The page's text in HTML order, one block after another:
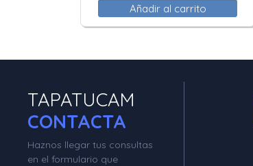
Añadir al carrito
TAPATUCAM
CONTACTA
Haznos llegar tus consultas
en el formulario que